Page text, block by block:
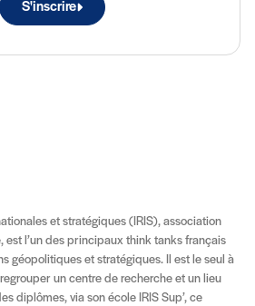
S'inscrire
et stratégiques (IRIS), association
est l’un des principaux think tanks français
géopolitiques et stratégiques. Il est le seul à
un centre de recherche et un lieu
diplômes, via son école IRIS Sup’, ce